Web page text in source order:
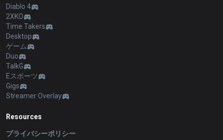
Diablo 4
2XKO
Time Takers
Desktop
ゲーム
Duo
TalkG
Eスポーツ
Gigs
Streamer Overlay
Resources
プライバシーポリシー